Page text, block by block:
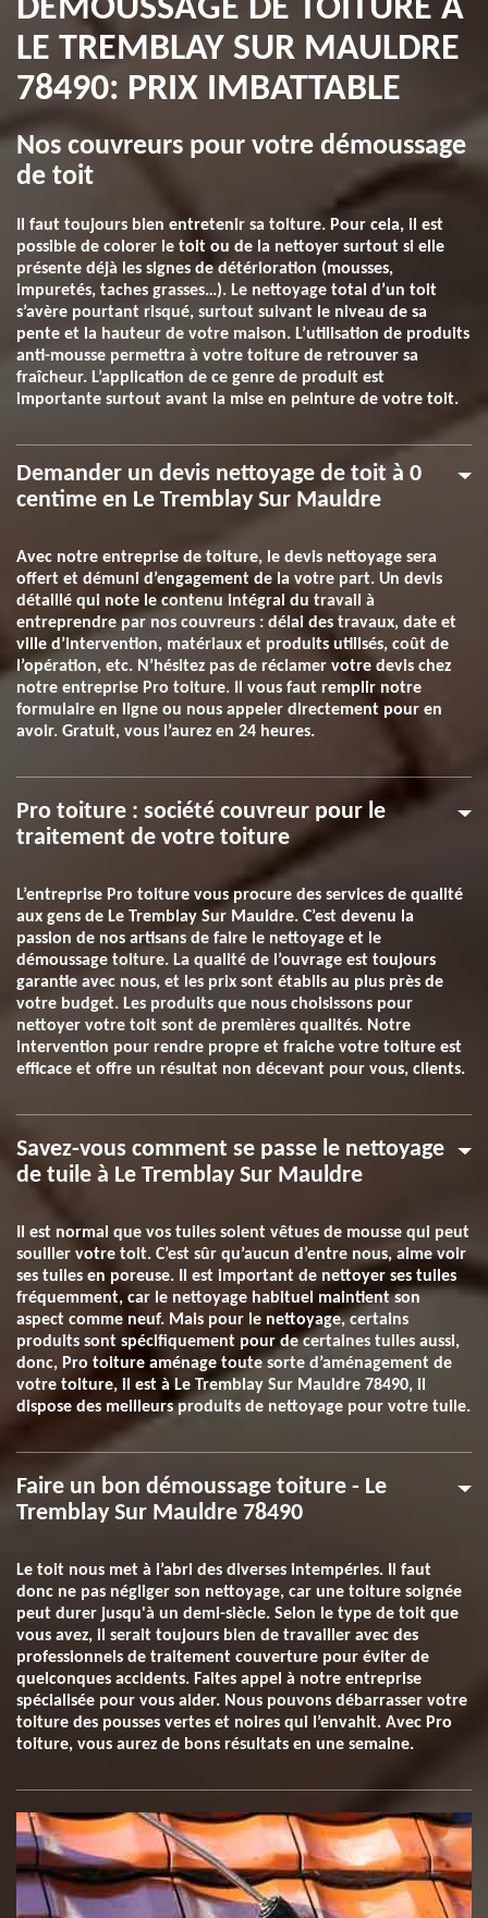
DEMOUSSAGE DE TOITURE À
LE TREMBLAY SUR MAULDRE
78490: PRIX IMBATTABLE
Nos couvreurs pour votre démoussage
de toit
Il faut toujours bien entretenir sa toiture. Pour cela, il est
possible de colorer le toit ou de la nettoyer surtout si elle
présente déjà les signes de détérioration (mousses,
impuretés, taches grasses…). Le nettoyage total d’un toit
s’avère pourtant risqué, surtout suivant le niveau de sa
pente et la hauteur de votre maison. L’utilisation de produits
anti-mousse permettra à votre toiture de retrouver sa
fraîcheur. L’application de ce genre de produit est
importante surtout avant la mise en peinture de votre toit.
Demander un devis nettoyage de toit à 0
centime en Le Tremblay Sur Mauldre
Avec notre entreprise de toiture, le devis nettoyage sera
offert et démuni d’engagement de la votre part. Un devis
détaillé qui note le contenu intégral du travail à
entreprendre par nos couvreurs : délai des travaux, date et
ville d’intervention, matériaux et produits utilisés, coût de
l’opération, etc. N’hésitez pas de réclamer votre devis chez
notre entreprise Pro toiture. Il vous faut remplir notre
formulaire en ligne ou nous appeler directement pour en
avoir. Gratuit, vous l’aurez en 24 heures.
Pro toiture : société couvreur pour le
traitement de votre toiture
L’entreprise Pro toiture vous procure des services de qualité
aux gens de Le Tremblay Sur Mauldre. C’est devenu la
passion de nos artisans de faire le nettoyage et le
démoussage toiture. La qualité de l’ouvrage est toujours
garantie avec nous, et les prix sont établis au plus près de
votre budget. Les produits que nous choisissons pour
nettoyer votre toit sont de premières qualités. Notre
intervention pour rendre propre et fraiche votre toiture est
efficace et offre un résultat non décevant pour vous, clients.
Savez-vous comment se passe le nettoyage
de tuile à Le Tremblay Sur Mauldre
Il est normal que vos tuiles soient vêtues de mousse qui peut
souiller votre toit. C’est sûr qu’aucun d’entre nous, aime voir
ses tuiles en poreuse. Il est important de nettoyer ses tuiles
fréquemment, car le nettoyage habituel maintient son
aspect comme neuf. Mais pour le nettoyage, certains
produits sont spécifiquement pour de certaines tuiles aussi,
donc, Pro toiture aménage toute sorte d’aménagement de
votre toiture, il est à Le Tremblay Sur Mauldre 78490, il
dispose des meilleurs produits de nettoyage pour votre tuile.
Faire un bon démoussage toiture - Le
Tremblay Sur Mauldre 78490
Le toit nous met à l’abri des diverses intempéries. Il faut
donc ne pas négliger son nettoyage, car une toiture soignée
peut durer jusqu'à un demi-siècle. Selon le type de toit que
vous avez, il serait toujours bien de travailler avec des
professionnels de traitement couverture pour éviter de
quelconques accidents. Faites appel à notre entreprise
spécialisée pour vous aider. Nous pouvons débarrasser votre
toiture des pousses vertes et noires qui l’envahit. Avec Pro
toiture, vous aurez de bons résultats en une semaine.